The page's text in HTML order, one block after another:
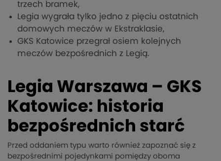
trzech bramek,
Legia wygrała tylko jedno z pięciu ostatnich
domowych meczów w Ekstraklasie,
GKS Katowice przegrał osiem kolejnych
meczów bezpośrednich z Legią.
Legia Warszawa – GKS
Katowice: historia
bezpośrednich starć
Przed oddaniem typu warto również zapoznać się z
bezpośrednimi pojedynkami pomiędzy oboma